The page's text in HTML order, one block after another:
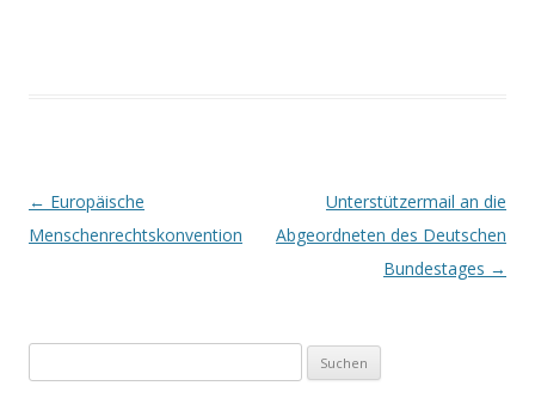
Beitrags-
Navigation
← Europäische
Menschenrechtskonvention
Unterstützermail an die
Abgeordneten des Deutschen
Bundestages →
nach: